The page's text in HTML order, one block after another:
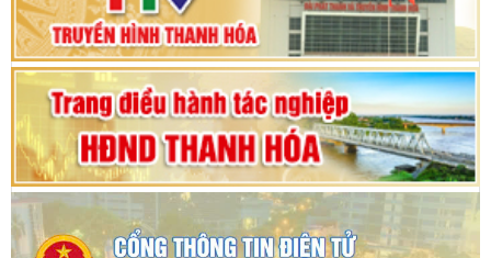
tỉnh khoá XVIII